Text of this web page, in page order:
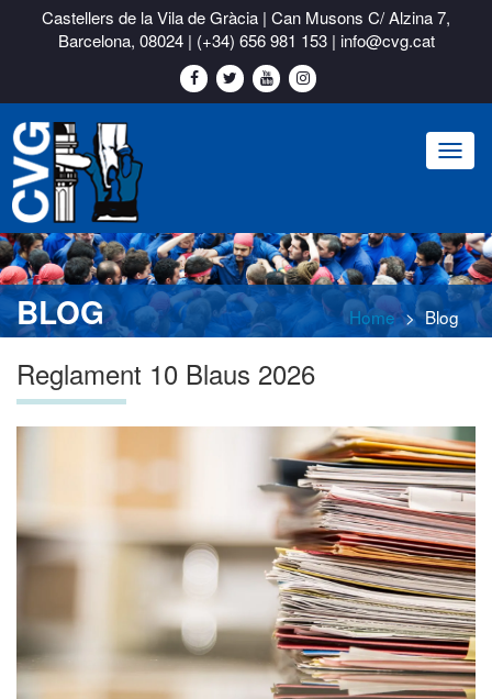
Castellers de la Vila de Gràcia | Can Musons C/ Alzina 7,
Barcelona, 08024 | (+34) 656 981 153| info@cvg.cat
BLOG Home Blog
Reglament 10 Blaus 2026